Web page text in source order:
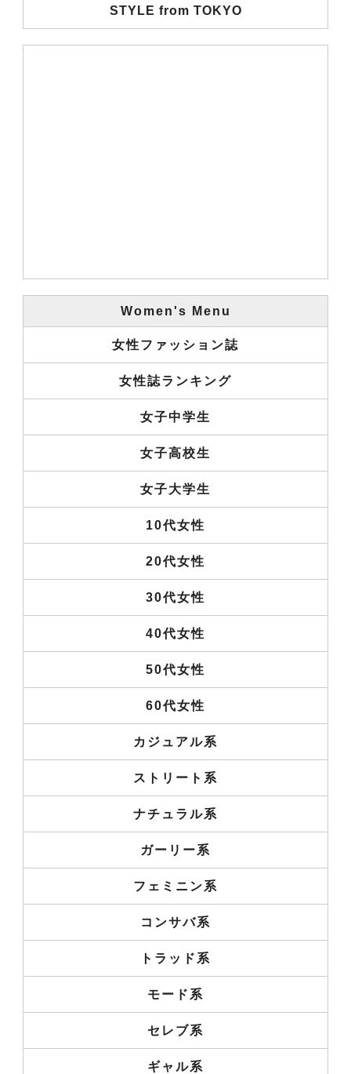
STYLE from TOKYO
Women's Menu
女性ファッション誌
女性誌ランキング
女子中学生
女子高校生
女子大学生
10代女性
20代女性
30代女性
40代女性
50代女性
60代女性
カジュアル系
ストリート系
ナチュラル系
ガーリー系
フェミニン系
コンサバ系
トラッド系
モード系
セレブ系
ギャル系